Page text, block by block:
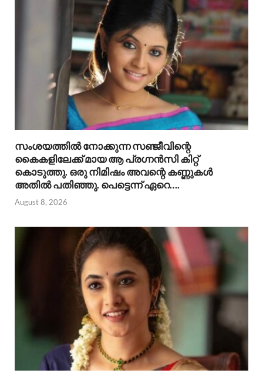
സംശയത്തിൽ നോക്കുന്ന സഞ്ജീവിന്റെ
കൈകളിലേക്ക് മായ ആ പ്രഗ്നൻസി കിറ്റ്
കൊടുത്തു. ഒരു നിമിഷം അവന്റെ കണ്ണുകൾ
അതിൽ പതിഞ്ഞു. പെട്ടെന്ന് ഏറെ….
August 8, 2026